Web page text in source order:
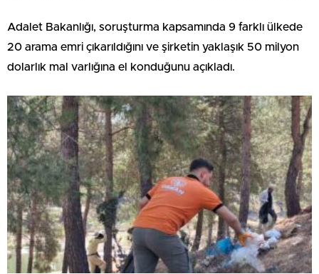
Adalet Bakanlığı, soruşturma kapsamında 9 farklı ülkede
20 arama emri çıkarıldığını ve şirketin yaklaşık 50 milyon
dolarlık mal varlığına el konduğunu açıkladı.